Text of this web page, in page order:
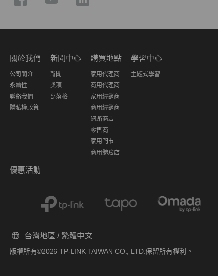
關於我們
公司簡介
永續性
聯絡我們
隱私權政策
新聞中心
新聞
獎項
部落格
購買地點
家用代理商
商用代理商
家用經銷商
商用經銷商
網路商店
零售商
家用門市
商用體驗店
學習中心
主題式學習
優惠活動
版權所有©2026 TP-LINK TAIWAN CO., LTD.保留所有權利。
台灣地區 / 繁體中文